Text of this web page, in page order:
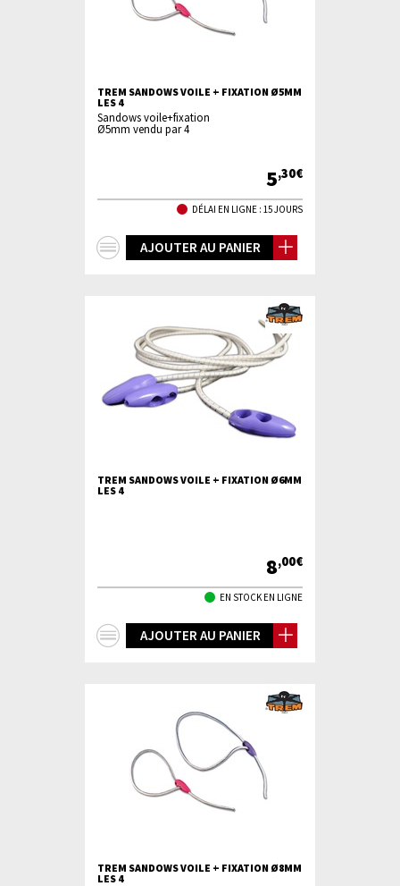
TREM SANDOWS VOILE + FIXATION Ø5MM
LES 4
Sandows voile+fixation
Ø5mm vendu par 4
5,30€
DÉLAI EN LIGNE : 15 JOURS
AJOUTER AU PANIER
TREM SANDOWS VOILE + FIXATION Ø6MM
LES 4
8,00€
EN STOCK EN LIGNE
AJOUTER AU PANIER
TREM SANDOWS VOILE + FIXATION Ø8MM
LES 4